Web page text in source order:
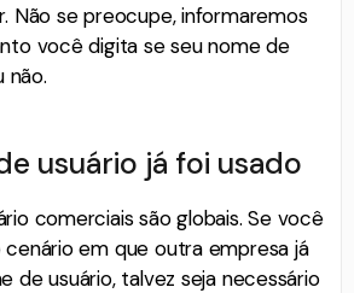
Não se preocupe, informaremos
você digita se seu nome de
não.
usuário já foi usado
comerciais são globais. Se você
em que outra empresa já
de usuário, talvez seja necessário